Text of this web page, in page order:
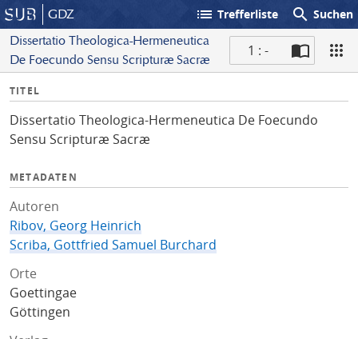
GDZ list Trefferliste search Suchen
Dissertatio Theologica-Hermeneutica
De Foecundo Sensu Scripturæ Sacræ
1 : -
I
f
o
TITEL
Dissertatio Theologica-Hermeneutica De Foecundo
Sensu Scripturæ Sacræ
METADATEN
Autoren
Ribov, Georg Heinrich
Scriba, Gottfried Samuel Burchard
Orte
Goettingae
Göttingen